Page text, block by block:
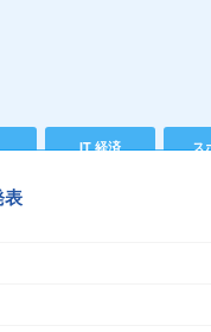
IT 経済 ス
表